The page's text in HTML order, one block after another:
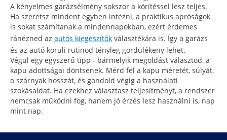
A kényelmes garázsélmény sokszor a körítéssel lesz teljes.
Ha szeretsz mindent egyben intézni, a praktikus apróságok
is sokat számítanak a mindennapokban, ezért érdemes
ránézned az autós kiegészítők választékára is. Így a garázs
és az autó körüli rutinod tényleg gördülékeny lehet.
Végül egy egyszerű tipp - bármelyik megoldást választod, a
kapu adottságai döntsenek. Mérd fel a kapu méretét, súlyát,
a szárnyak hosszát, és gondold végig a használati
szokásaidat. Ha ezekhez választasz teljesítményt, a rendszer
nemcsak működni fog, hanem jó érzés lesz használni is, nap
mint nap.